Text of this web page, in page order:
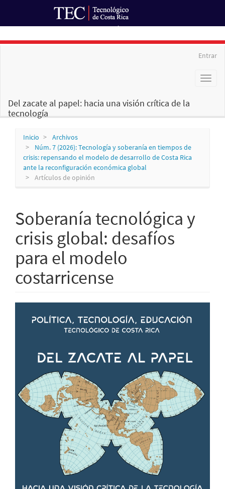
lateral
Entrar
Toggle
Del zacate al papel: hacia una visión crítica de la
tecnología
Inicio
Archivos
Núm. 7 (2026): Tecnología y soberanía en tiempos de
crisis: repensando el modelo de desarrollo de Costa Rica
ante la reconfiguración económica global
Artículos de opinión
Soberanía tecnológica y
crisis global: desafíos
para el modelo
costarricense
lateral
artículo